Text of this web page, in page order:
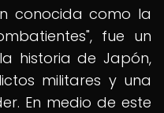
conocida como la
fue un
historia de Japón,
militares y una
En medio de este